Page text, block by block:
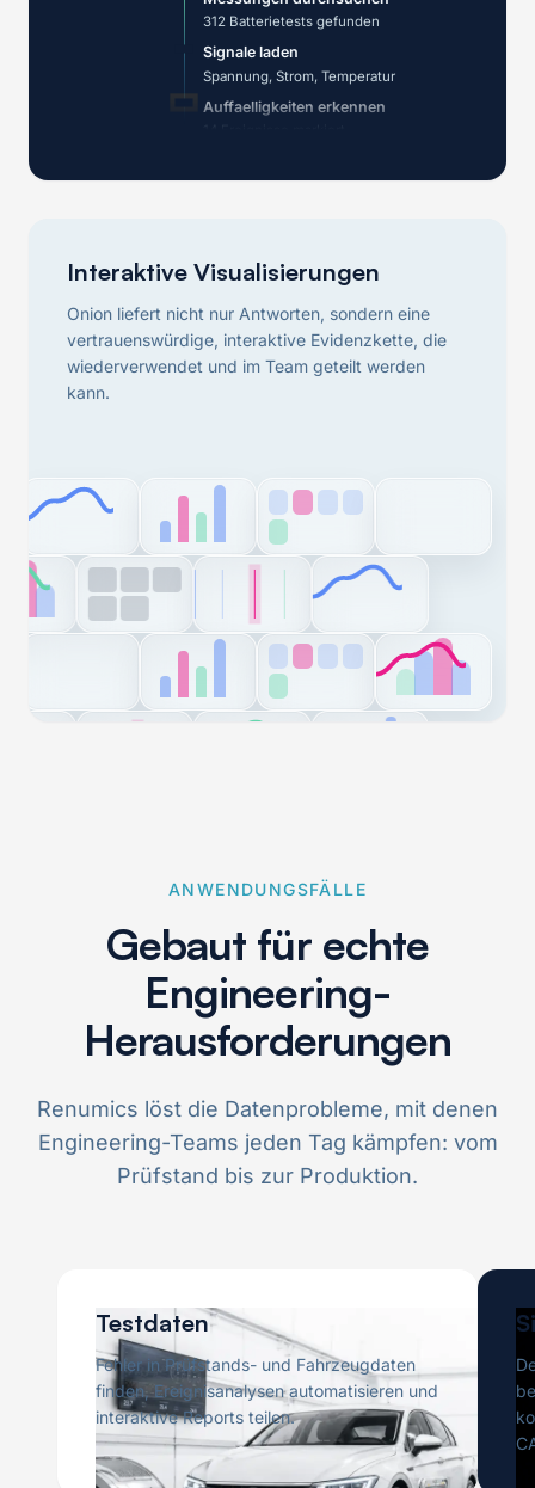
312 Batterietests gefunden
Signale laden
Spannung, Strom, Temperatur
Auffaelligkeiten erkennen
Visualisierung bereit
Interaktive Visualisierungen
Onion liefert nicht nur Antworten, sondern eine
vertrauenswürdige, interaktive Evidenzkette, die
wiederverwendet und im Team geteilt werden
kann.
ANWENDUNGSFÄLLE
Gebaut für echte
Engineering-
Herausforderungen
Renumics löst die Datenprobleme, mit denen
Engineering-Teams jeden Tag kämpfen: vom
Prüfstand bis zur Produktion.
Testdaten
Fehler in Prüfstands- und Fahrzeugdaten
finden, Ereignisanalysen automatisieren und
interaktive Reports teilen.